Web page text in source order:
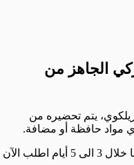
الجاهز من
يتم تحضيره من
مواد حافظة أو مضافة.
شحن سريع لأنحاء العالم من قصر الباشا خلال 3 الى 5 أيام اطلب الآن